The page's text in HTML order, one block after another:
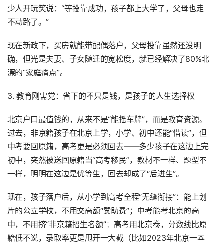
少人开玩笑说：“等投靠成功，孩子都上大学了，父母也走
不动路了。”
现在新政下，买房就能带配偶落户，父母投靠虽然还没明
确，但光是夫妻、子女随迁的宽松度，就已经解决了80%北
漂的“家庭痛点”。
3. 教育刚需党：省下的不只是钱，是孩子的人生选择权
北京户口最值钱的，从来不是“能摇车牌”，而是教育资源。
过去，非京籍孩子在北京上学，小学、初中还能“借读”，但
中考要回原籍，高考更是必须回去——多少孩子在这边上完
初中，突然被送回原籍当“高考移民”，教材不一样、题型不
一样，明明在这边是优等生，回去却成了“后进生”。
现在，孩子落户后，从小学到高考全程“无缝衔接”：能上划
片的公立学校，不用交高额“赞助费”；中考能考北京的高
中，不用挤“非京籍招生名额”；高考用北京卷，分数线比原
籍低不说，录取率更是甩开一大截（比如2023年北京一本